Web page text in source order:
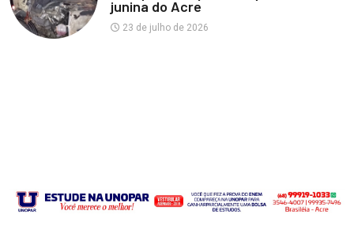
junina do Acre
23 de julho de 2026